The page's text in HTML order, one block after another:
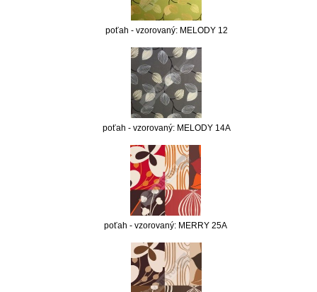
poťah - vzorovaný: MELODY 12
poťah - vzorovaný: MELODY 14A
poťah - vzorovaný: MERRY 25A